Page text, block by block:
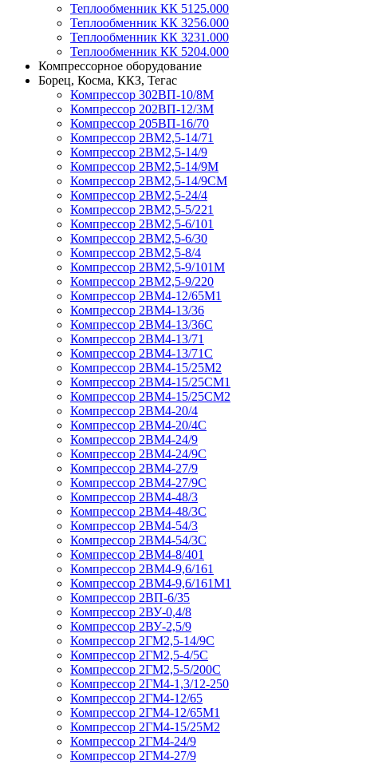
Теплообменник КК 5125.000
Теплообменник КК 3256.000
Теплообменник КК 3231.000
Теплообменник КК 5204.000
Компрессорное оборудование
Борец, Косма, ККЗ, Тегас
Компрессор 302ВП-10/8М
Компрессор 202ВП-12/3М
Компрессор 205ВП-16/70
Компрессор 2ВМ2,5-14/71
Компрессор 2ВМ2,5-14/9
Компрессор 2ВМ2,5-14/9М
Компрессор 2ВМ2,5-14/9СМ
Компрессор 2ВМ2,5-24/4
Компрессор 2ВМ2,5-5/221
Компрессор 2ВМ2,5-6/101
Компрессор 2ВМ2,5-6/30
Компрессор 2ВМ2,5-8/4
Компрессор 2ВМ2,5-9/101М
Компрессор 2ВМ2,5-9/220
Компрессор 2ВМ4-12/65М1
Компрессор 2ВМ4-13/36
Компрессор 2ВМ4-13/36С
Компрессор 2ВМ4-13/71
Компрессор 2ВМ4-13/71С
Компрессор 2ВМ4-15/25М2
Компрессор 2ВМ4-15/25СМ1
Компрессор 2ВМ4-15/25СМ2
Компрессор 2ВМ4-20/4
Компрессор 2ВМ4-20/4С
Компрессор 2ВМ4-24/9
Компрессор 2ВМ4-24/9С
Компрессор 2ВМ4-27/9
Компрессор 2ВМ4-27/9С
Компрессор 2ВМ4-48/3
Компрессор 2ВМ4-48/3С
Компрессор 2ВМ4-54/3
Компрессор 2ВМ4-54/3С
Компрессор 2ВМ4-8/401
Компрессор 2ВМ4-9,6/161
Компрессор 2ВМ4-9,6/161М1
Компрессор 2ВП-6/35
Компрессор 2ВУ-0,4/8
Компрессор 2ВУ-2,5/9
Компрессор 2ГМ2,5-14/9С
Компрессор 2ГМ2,5-4/5С
Компрессор 2ГМ2,5-5/200С
Компрессор 2ГМ4-1,3/12-250
Компрессор 2ГМ4-12/65
Компрессор 2ГМ4-12/65М1
Компрессор 2ГМ4-15/25М2
Компрессор 2ГМ4-24/9
Компрессор 2ГМ4-27/9